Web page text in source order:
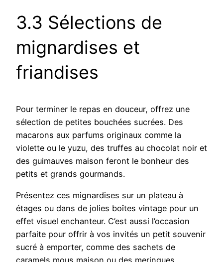
3.3 Sélections de
mignardises et
friandises
Pour terminer le repas en douceur, offrez une
sélection de petites bouchées sucrées. Des
macarons aux parfums originaux comme la
violette ou le yuzu, des truffes au chocolat noir et
des guimauves maison feront le bonheur des
petits et grands gourmands.
Présentez ces mignardises sur un plateau à
étages ou dans de jolies boîtes vintage pour un
effet visuel enchanteur. C’est aussi l’occasion
parfaite pour offrir à vos invités un petit souvenir
sucré à emporter, comme des sachets de
caramels mous maison ou des meringues